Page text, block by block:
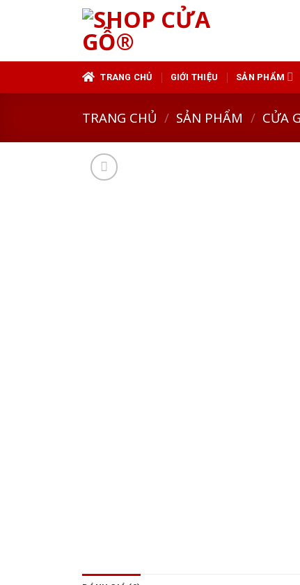
TRANG CHỦ GIỚI THIỆU SẢN PHẨM
TRANG CHỦ / SẢN PHẨM / CỬA